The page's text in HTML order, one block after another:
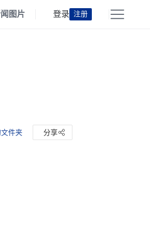
图片 登录 注册
件夹 分享